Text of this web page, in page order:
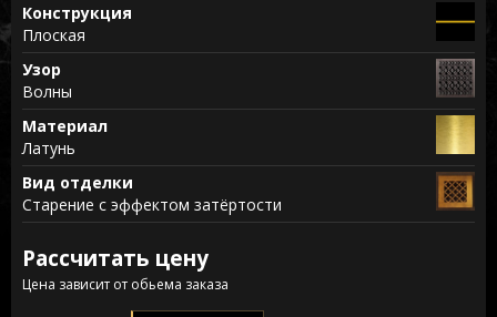
Конструкция
Плоская
Узор
Волны
Материал
Латунь
Вид отделки
Старение с эффектом затёртости
Рассчитать цену
Цена зависит от обьема заказа